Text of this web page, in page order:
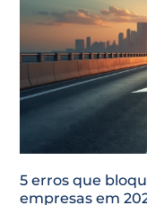
5 erros que
empresas em